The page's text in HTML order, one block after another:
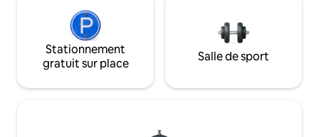
Stationnement
gratuit sur place
Salle de sport